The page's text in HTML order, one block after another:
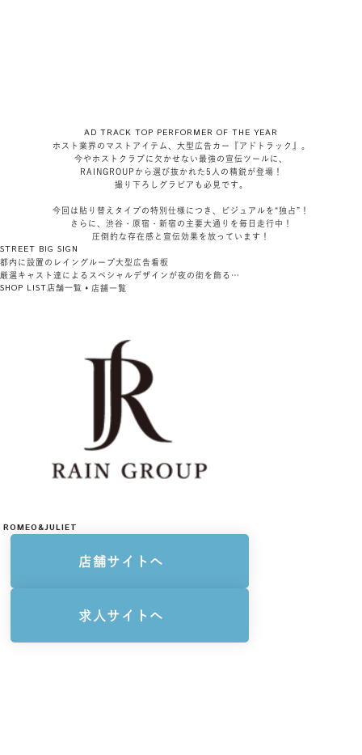
AD TRACK TOP PERFORMER OF THE YEAR
ホスト業界のマストアイテム、大型広告カー『アドトラック』。
今やホストクラブに欠かせない最強の宣伝ツールに、
RAINGROUPから選び抜かれた5人の精鋭が登場！
撮り下ろしグラビアも必見です。
今回は貼り替えタイプの特別仕様につき、ビジュアルを“独占”！
さらに、渋谷・原宿・新宿の主要大通りを毎日走行中！
圧倒的な存在感と宣伝効果を放っています！
STREET BIG SIGN
都内に設置のレイングループ大型広告看板
厳選キャスト達によるスペシャルデザインが夜の街を飾る…
SHOP LIST店舗一覧 店舗一覧
ROMEO&JULIET
店舗サイトへ
求人サイトへ